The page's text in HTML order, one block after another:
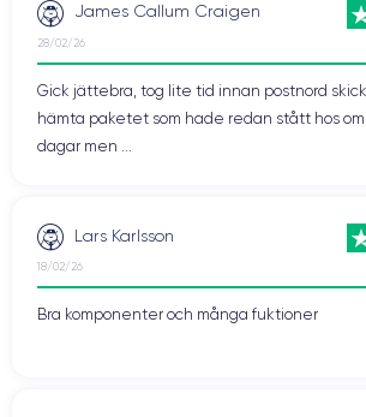
James Callum Craigen
28/02/26
Gick jättebra, tog lite tid innan postnord
hämta paketet som hade redan stått hos
dagar men ...
Lars Karlsson
18/02/26
Bra komponenter och många fuktioner